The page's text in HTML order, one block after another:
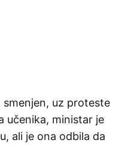
uz proteste
učenika, ministar je
ali je ona odbila da